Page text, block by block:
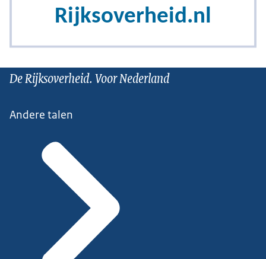
De Rijksoverheid. Voor Nederland
Andere talen